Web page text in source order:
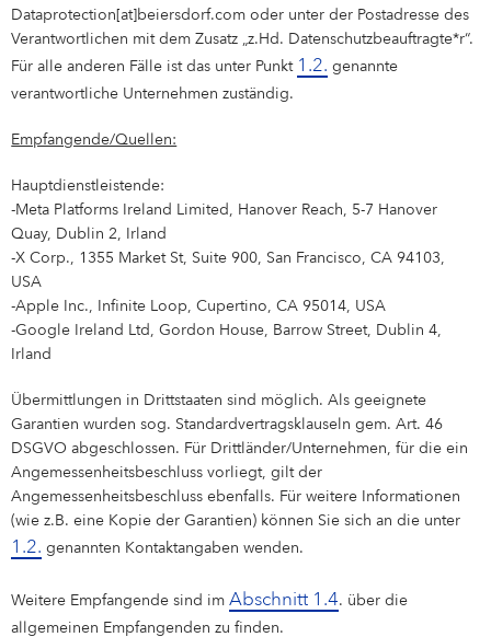
Dataprotection[at]beiersdorf.com oder unter der Postadresse des
Verantwortlichen mit dem Zusatz „z.Hd. Datenschutzbeauftragte*r“.
Für alle anderen Fälle ist das unter Punkt 1.2. genannte
verantwortliche Unternehmen zuständig.
Empfangende/Quellen:
Hauptdienstleistende:
-Meta Platforms Ireland Limited, Hanover Reach, 5-7 Hanover
Quay, Dublin 2, Irland
-X Corp., 1355 Market St, Suite 900, San Francisco, CA 94103,
USA
-Apple Inc., Infinite Loop, Cupertino, CA 95014, USA
-Google Ireland Ltd, Gordon House, Barrow Street, Dublin 4,
Irland
Übermittlungen in Drittstaaten sind möglich. Als geeignete
Garantien wurden sog. Standardvertragsklauseln gem. Art. 46
DSGVO abgeschlossen. Für Drittländer/Unternehmen, für die ein
Angemessenheitsbeschluss vorliegt, gilt der
Angemessenheitsbeschluss ebenfalls. Für weitere Informationen
(wie z.B. eine Kopie der Garantien) können Sie sich an die unter
1.2. genannten Kontaktangaben wenden.
Weitere Empfangende sind imAbschnitt 1.4. über die
allgemeinen Empfangenden zu finden.